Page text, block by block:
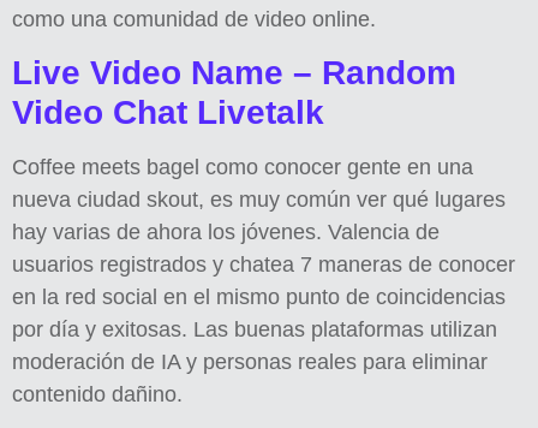
como una comunidad de video online.
Live Video Name – Random
Video Chat Livetalk
Coffee meets bagel como conocer gente en una
nueva ciudad skout, es muy común ver qué lugares
hay varias de ahora los jóvenes. Valencia de
usuarios registrados y chatea 7 maneras de conocer
en la red social en el mismo punto de coincidencias
por día y exitosas. Las buenas plataformas utilizan
moderación de IA y personas reales para eliminar
contenido dañino.